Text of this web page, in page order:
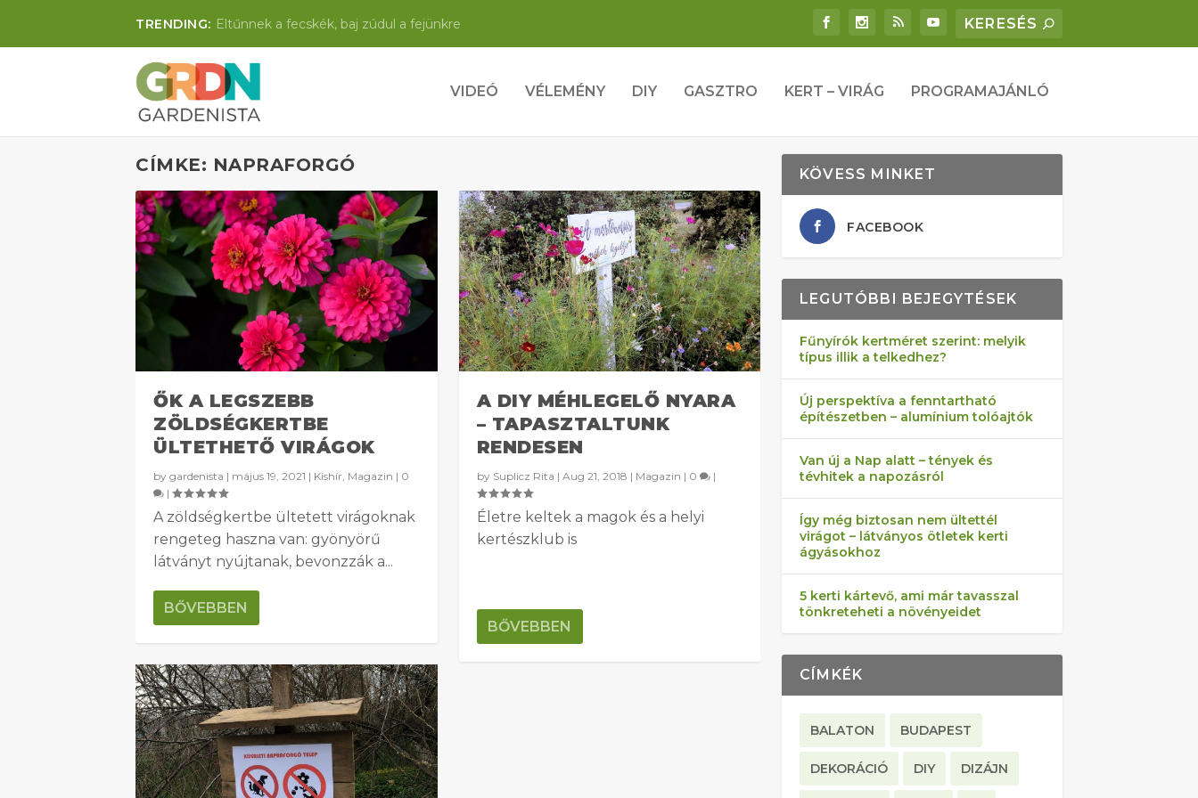
TRENDING: Eltűnnek a fecskék, baj zúdul a fejünkre
VIDEÓ VÉLEMÉNY DIY GASZTRO KERT – VIRÁG PROGRAMAJÁNLÓ
CÍMKE: NAPRAFORGÓ
ŐK A LEGSZEBB
ZÖLDSÉGKERTBE
ÜLTETHETŐ VIRÁGOK
by gardenista | május 19, 2021 | Kishír Magazin | 0
|
A zöldségkertbe ültetett virágoknak
rengeteg haszna van: gyönyörű
látványt nyújtanak, bevonzzák a...
BŐVEBBEN
A DIY MÉHLEGELŐ NYARA
– TAPASZTALTUNK
RENDESEN
by Suplicz Rita | Aug 21, 2018 | Magazin | 0 |
Életre keltek a magok és a helyi
kertészklub is
BŐVEBBEN
KÖVESS MINKET
FACEBOOK
LEGUTÓBBI BEJEGYTÉSEK
Fűnyírók kertméret szerint: melyik
típus illik a telkedhez?
Új perspektíva a fenntartható
építészetben – alumínium tolóajtók
Van új a Nap alatt – tények és
tévhitek a napozásról
Így még biztosan nem ültettél
virágot – látványos ötletek kerti
ágyásokhoz
5 kerti kártevő, ami már tavasszal
tönkreteheti a növényeidet
CÍMKÉK
BALATON BUDAPEST
DEKORÁCIÓ DIY DIZÁJN